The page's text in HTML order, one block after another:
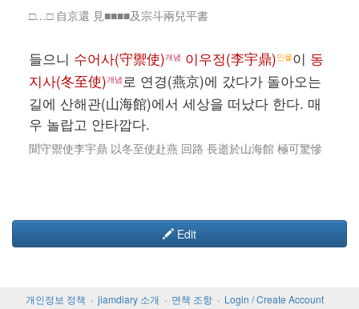
□…□ 自京還 見■■■■及宗斗兩兒平書
들으니 수어사(守禦使)개념 이우정(李宇鼎)인물이 동
지사(冬至使)개념로 연경(燕京)에 갔다가 돌아오는
길에 산해관(山海館)에서 세상을 떠났다 한다. 매
우 놀랍고 안타깝다.
聞守禦使李宇鼎 以冬至使赴燕 回路 長逝於山海館 極可驚慘
Edit
개인정보 정책 jiamdiary 소개 면책 조항
Login / Create Account